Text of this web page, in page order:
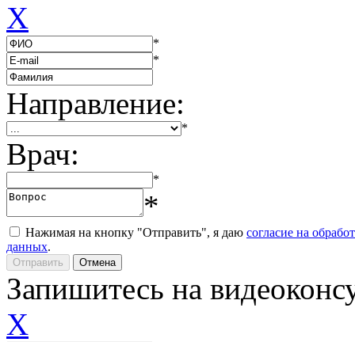
X
*
*
Направление:
*
Врач:
*
*
Нажимая на кнопку "Отправить", я даю согласие на
данных.
Запишитесь на
X